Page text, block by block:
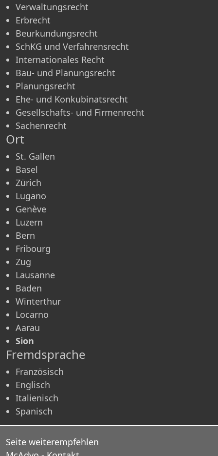
Verwaltungsrecht
Erbrecht
Beurkundungsrecht
SchKG und Verfahrensrecht
Internationales Recht
Bau- und Planungsrecht
Planungsrecht
Ehe- und Konkubinatsrecht
Gesellschafts- und Firmenrecht
Sachenrecht
Ort
St. Gallen
Basel
Zürich
Lugano
Genève
Luzern
Bern
Fribourg
Zug
Lausanne
Baden
Winterthur
Locarno
Aarau
Sion
Fremdsprache
Französisch
Englisch
Italienisch
Spanisch
Seite weiterempfehlen